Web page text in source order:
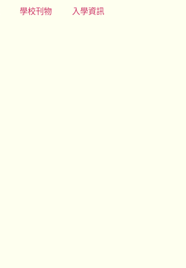
學校刊物 入學資訊